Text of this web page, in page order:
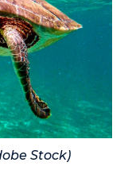
Stock)